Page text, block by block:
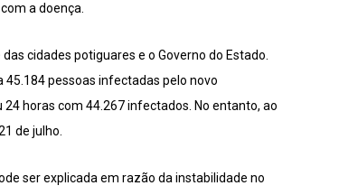
a doença.
cidades potiguares e o Governo do Estado.
45.184 pessoas infectadas pelo novo
horas com 44.267 infectados. No entanto, ao
de julho.
ser explicada em razão da instabilidade no